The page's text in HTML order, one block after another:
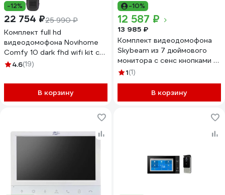
-12%
22 754 ₽25 990 ₽
Комплект full hd
видеодомофона Novihome
Comfy 10 dark fhd wifi kit с
wifi v. 4102
4.6(19)
В корзину
-10%
12 587 ₽
13 985 ₽
Комплект видеодомофона
Skybeam из 7 дюймового
монитора с сенс кнопками и
вызывной панели, белый
94712HA+94208-1080PWH
1(1)
В корзину